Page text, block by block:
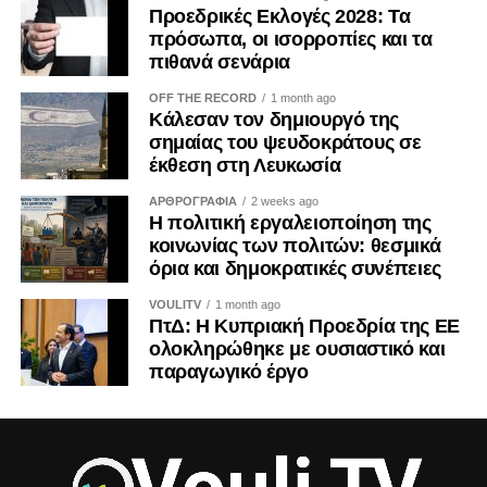
Γι’ αυτό η ενίσχυση των παράνομων καζίνων στα
κατεχόμενα δεν μπορεί να θεωρείται μια αθώα
προσωπική επιλογή. Είναι μια πράξη με πολιτικές,
οικονομικές και εθνικές προεκτάσεις. Και ως τέτοια οφείλει
να αντιμετωπίζεται από όλους μας με τη σοβαρότητα που
της αρμόζει.
Η ιστορία διδάσκει ότι τα τετελεσμένα παγιώνονται όταν οι
κοινωνίες συνηθίζουν να τα αποδέχονται. Η Κύπρος δεν
έχει την πολυτέλεια ούτε της αδιαφορίας ούτε της λήθης.
ΤΟΥ ΚΡΙΣ ΜΙΧΑΗΛ
Προεδρικές Εκλογές 2028: Τα
πρόσωπα, οι ισορροπίες και τα
πιθανά σενάρια
OFF THE RECORD 1 month ago
Κάλεσαν τον δημιουργό της
σημαίας του ψευδοκράτους σε
έκθεση στη Λευκωσία
ΑΡΘΡΟΓΡΑΦΙΑ 2 weeks ago
Η πολιτική εργαλειοποίηση της
κοινωνίας των πολιτών: θεσμικά
όρια και δημοκρατικές συνέπειες
VOULITV 1 month ago
ΠτΔ: Η Κυπριακή Προεδρία της ΕΕ
ολοκληρώθηκε με ουσιαστικό και
παραγωγικό έργο